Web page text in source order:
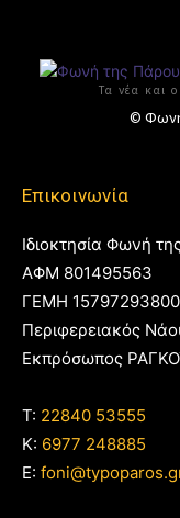
Τα νέα και
©
Επικοινωνία
Ιδιοκτησία Φωνή
ΑΦΜ 801495563
ΓΕΜΗ
Περιφερειακός
Εκπρόσωπος
T: 22840 53555
Κ: 6977 248885
E: